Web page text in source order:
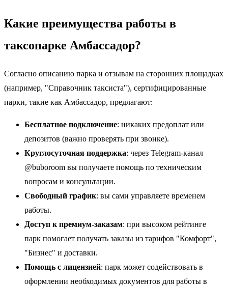
Какие преимущества работы в
таксопарке Амбассадор?
Согласно описанию парка и отзывам на сторонних площадках
(например, "Справочник таксиста"), сертифицированные
парки, такие как Амбассадор, предлагают:
Бесплатное подключение: никаких предоплат или
депозитов (важно проверять при звонке).
Круглосуточная поддержка: через Telegram-канал
@buboroom вы получаете помощь по техническим
вопросам и консультации.
Свободный график: вы сами управляете временем
работы.
Доступ к премиум-заказам: при высоком рейтинге
парк помогает получать заказы из тарифов "Комфорт",
"Бизнес" и доставки.
Помощь с лицензией: парк может содействовать в
оформлении необходимых документов для работы в